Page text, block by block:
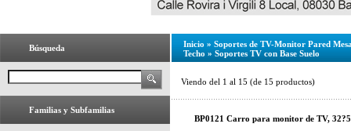
Búsqueda
Familias y Subfamilias
Inicio » Soportes de TV-Monitor Pared
Techo » Soportes TV con Base Suelo
Viendo del 1 al 15 (de 15 productos)
BP0121 Carro para monitor de TV,